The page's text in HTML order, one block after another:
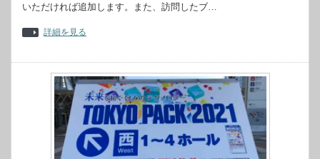
いただければ追加します。また、訪問したブ…
詳細を見る